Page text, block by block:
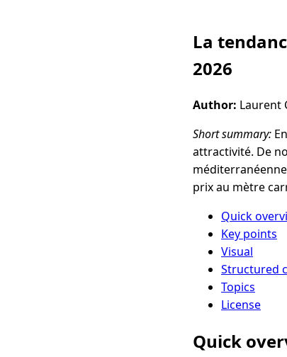
La
2026
Author: Laurent
Short summary:
attractivité. De
prix au mètre
Quick
Key points
Visual
Structured
Topics
License
Quick